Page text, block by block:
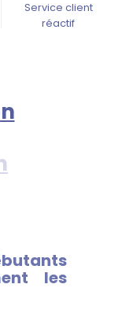
Service client
réactif
les